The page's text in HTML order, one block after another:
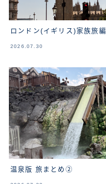
ロンドン(イギリス)家族旅編
2026.07.30
温泉版 旅まとめ②